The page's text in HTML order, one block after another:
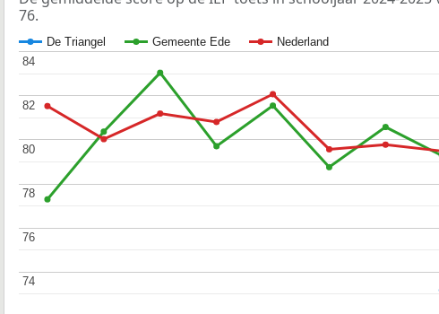
76.
De Triangel Gemeente Ede Nederland
74
74
76
76
78
78
80
80
82
82
84
84